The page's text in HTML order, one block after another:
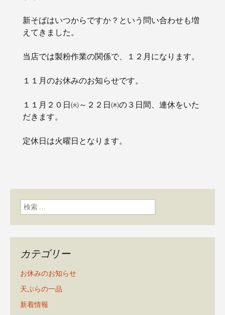
新そばはいつからですか？という問い合わせも増
えてきました。
当店では製粉作業の関係で、１２月になります。
１１月のお休みのお知らせです。
１１月２０日㈫～２２日㈭の３日間、連休をいた
だきます。
定休日は火曜日となります。
検索:
カテゴリー
お休みのお知らせ
天ぷらの一品
新着情報